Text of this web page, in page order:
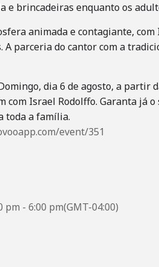
e brincadeiras enquanto os
animada e contagiante,
A parceria do cantor com a
dia 6 de agosto, a partir
com Israel Rodolffo. Garanta já
toda a família.
event/351
pm - 6:00 pm(GMT-04:00)